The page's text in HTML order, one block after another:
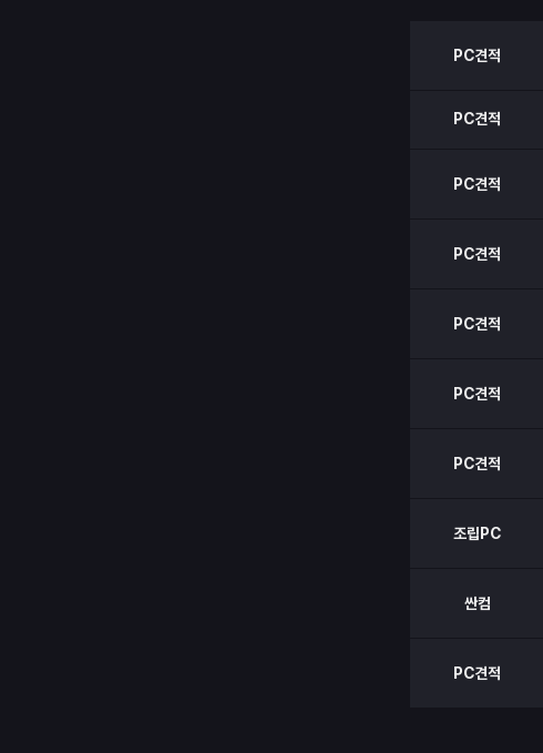
PC견적
PC견적
PC견적
PC견적
PC견적
PC견적
PC견적
조립PC
싼컴
PC견적